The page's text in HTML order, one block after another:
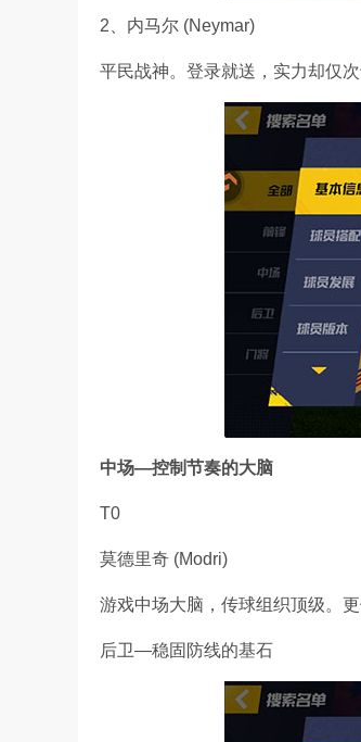
2、内马尔 (Neymar)
平民战神。登录就送，实力却仅
中场—控制节奏的大脑
T0
莫德里奇 (Modri)
游戏中场大脑，传球组织顶级。
后卫—稳固防线的基石